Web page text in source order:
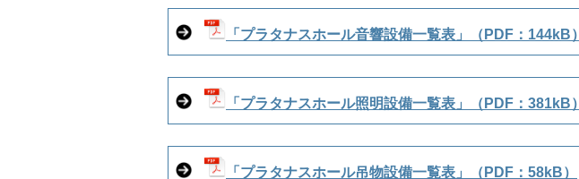
「プラタナスホール音響設備一覧表」（PDF：144kB）
「プラタナスホール照明設備一覧表」（PDF：381kB）
「プラタナスホール吊物設備一覧表」（PDF：58kB）